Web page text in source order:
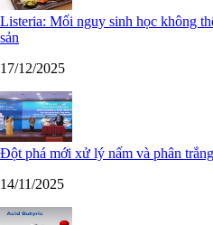
Listeria: Mối nguy sinh học không
sản
17/12/2025
Đột phá mới xử lý nấm và phân
14/11/2025